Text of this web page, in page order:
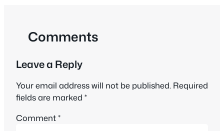
Comments
Leave a Reply
Your email address will not be published. Required
fields are marked *
Comment*